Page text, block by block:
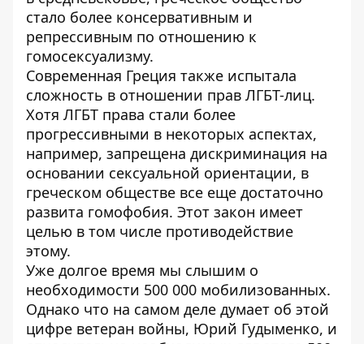
стало более консервативным и
репрессивным по отношению к
гомосексуализму.
Современная Греция также испытала
сложность в отношении прав ЛГБТ-лиц.
Хотя ЛГБТ права стали более
прогрессивными в некоторых аспектах,
например, запрещена дискриминация на
основании сексуальной ориентации, в
греческом обществе все еще достаточно
развита гомофобия. Этот закон имеет
целью в том числе противодействие
этому.
Уже долгое время мы слышим о
необходимости 500 000 мобилизованных.
Однако что на самом деле думает об этой
цифре ветеран войны, Юрий Гудыменко, и